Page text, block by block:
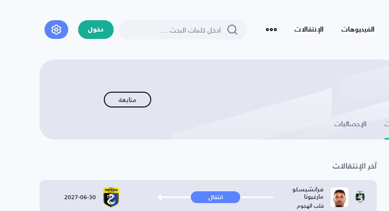
الفيديوهات الإنتقالات دخول
متابعة
الإحصائيات
آخر الإنتقالات
فرانشيسكو
مارغيوتا
قلب الهجوم
انتقال 2027-06-30